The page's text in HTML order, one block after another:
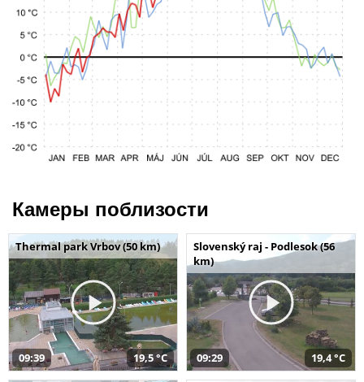
Камеры поблизости
Thermal park Vrbov (50 km)
09:39 19,5 °C
Slovenský raj - Podlesok (56
km)
09:29 19,4 °C